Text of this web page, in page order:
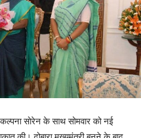
साेरेन के साथ सोमवार को नई